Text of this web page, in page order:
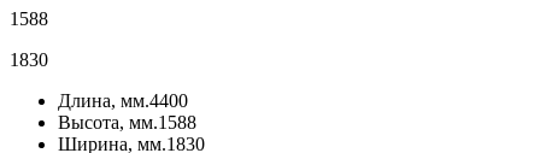
1588
1830
Длина, мм.4400
Высота, мм.1588
Ширина, мм.1830